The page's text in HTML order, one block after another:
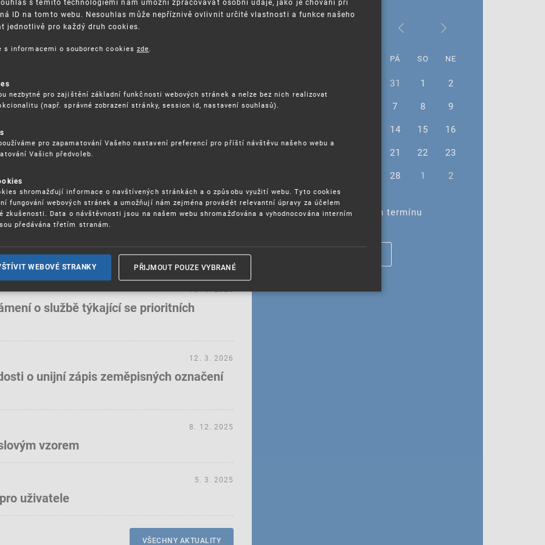
služeb - 5.8.2026
jinak (aneb když se značky hádají
17. 9. 2026
tržištích nacházejících se mimo
porušování IPR
a vymáhání IPR ve třetích zemích
o službě týkající se prioritních
18. 5. 2026
o unijní zápis zeměpisných označení
12. 3. 2026
vzorem
8. 12. 2025
uživatele
5. 3. 2025
VŠECHNY AKTUALITY
PÁ SO NE
31 1
2
7 8
9
14 15
16
21 22
23
28 1 2
Žádné akce ve vybraném termínu
ID na tomto webu. Nesouhlas může nepříznivě ovlivnit určité vlastnosti a funkce našeho
jednotlivě pro každý druh cookies.
s informacemi o souborech cookies zde
nezbytné pro zajištění základní funkčnosti webových stránek a nelze bez nich realizovat
(např. správné zobrazení stránky, session id, nastavení souhlasů).
pro zapamatování Vašeho nastavení preferencí pro příští návštěvu našeho webu a
Vašich předvoleb.
shromažďují informace o navštívených stránkách a o způsobu využití webu. Tyto cookies
fungování webových stránek a umožňují nám zejména provádět relevantní úpravy za účelem
zkušenosti. Data o návštěvnosti jsou na našem webu shromažďována a vyhodnocována interním
předávána třetím stranám.
WEBOVÉ STRANKY PŘIJMOUT POUZE VYBRANÉ